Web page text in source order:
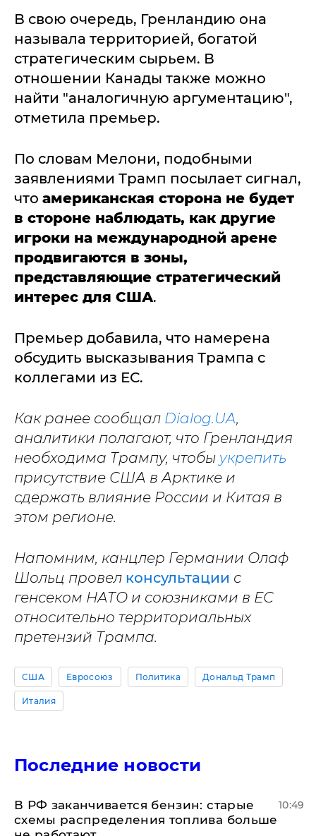
В свою очередь, Гренландию она
называла территорией, богатой
стратегическим сырьем. В
отношении Канады также можно
найти "аналогичную аргументацию",
отметила премьер.
По словам Мелони, подобными
заявлениями Трамп посылает сигнал,
что американская сторона не будет
в стороне наблюдать, как другие
игроки на международной арене
продвигаются в зоны,
представляющие стратегический
интерес для США.
Премьер добавила, что намерена
обсудить высказывания Трампа с
коллегами из ЕС.
Как ранее сообщал Dialog.UA,
аналитики полагают, что Гренландия
необходима Трампу, чтобы укрепить
присутствие США в Арктике и
сдержать влияние России и Китая в
этом регионе.
Напомним, канцлер Германии Олаф
Шольц провел консультации с
генсеком НАТО и союзниками в ЕС
относительно территориальных
претензий Трампа.
США Евросоюз Политика Дональд Трамп
Италия
Последние новости
​В РФ заканчивается бензин: старые
схемы распределения топлива больше
10:49